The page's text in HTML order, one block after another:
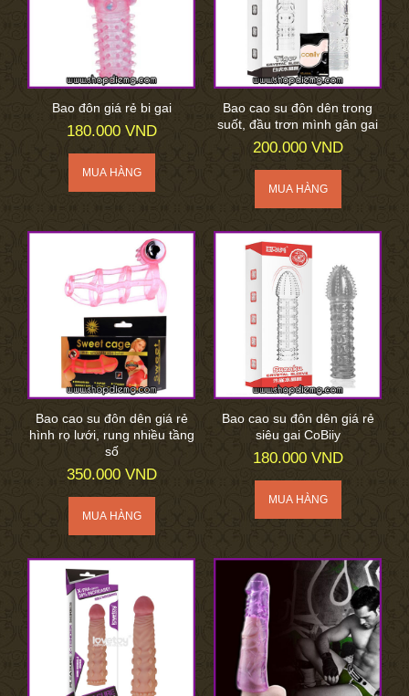
Bao đôn giá rẻ bi gai
180.000 VND
Bao cao su đôn dên trong
suốt, đầu trơn mình gân gai
200.000 VND
Bao cao su đôn dên giá rẻ
hình rọ lưới, rung nhiều tầng
số
350.000 VND
Bao cao su đôn dên giá rẻ
siêu gai CoBiiy
180.000 VND